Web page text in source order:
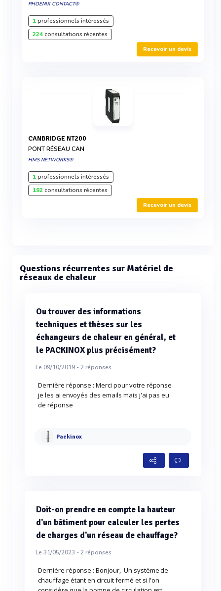
PHOENIX CONTACT®
1professionnels intéressés
224consultations récentes
Recevoir un devis
CANBRIDGE NT200
PONT RÉSEAU CAN
HMS NETWORKS®
1professionnels intéressés
192consultations récentes
Recevoir un devis
Questions récurrentes sur Matériel de
réseaux de chaleur
Ou trouver des informations
techniques et thèses sur les
échangeurs de chaleur en général, et
le PACKINOX plus précisément?
Le 09/10/2019 -2réponses
Dernière réponse : Merci pour votre réponse
je les ai envoyés des emails mais j'ai pas eu
de réponse
Packinox
Doit-on prendre en compte la hauteur
d'un bâtiment pour calculer les pertes
de charges d'un réseau de chauffage?
Le 31/05/2023 -2réponses
Dernière réponse : Bonjour, Un système de
chauffage étant en circuit fermé et si l'on